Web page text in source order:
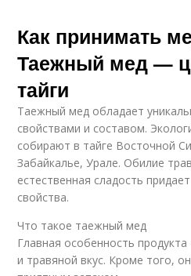
Как принимать
Таежный мед —
тайги
Таежный мед обладает
свойствами и составом.
собирают в тайге Восточной
Забайкалье, Урале. Обилие
естественная сладость
свойства.
Что такое таежный мед
Главная особенность
и травяной вкус. Кроме того,